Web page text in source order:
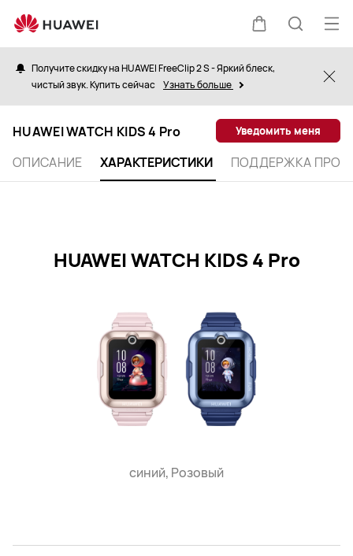
HUAWEI
WATCH
KIDS
Pro
Щупальца
Поиск
сайту
Получите скидку на HUAWEI FreeClip 2 S - Яркий блеск,
чистый звук. Купить сейчас Узнать больше
HUAWEI WATCH KIDS 4 Pro
ОПИСАНИЕ
ХАРАКТЕРИСТИКИ ПОДДЕРЖКА
Уведомить меня
HUAWEI WATCH KIDS 4 Pro
синий, Розовый